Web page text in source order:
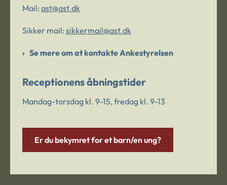
Mail: ast@ast.dk
Sikker mail: sikkermail@ast.dk
Se mere om at kontakte Ankestyrelsen
Receptionens åbningstider
Mandag-torsdag kl. 9-15, fredag kl. 9-13
Er du bekymret for et barn/en ung?